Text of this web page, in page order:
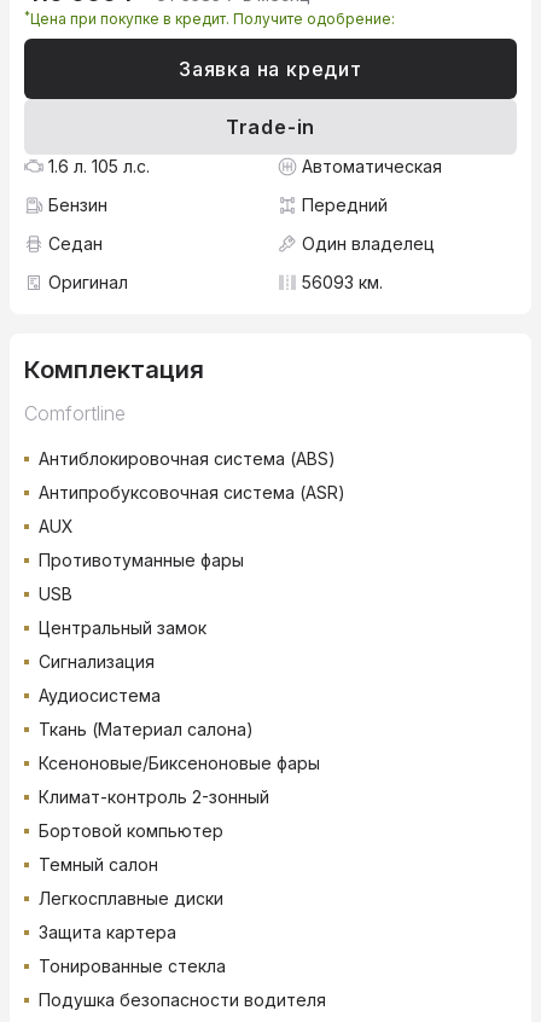
*Цена при покупке в кредит. Получите одобрение:
Заявка на кредит
Trade-in
1.6 л. 105 л.с.
Автоматическая
Бензин
Передний
Седан
Один владелец
Оригинал
56093 км.
Комплектация
Comfortline
Антиблокировочная система (ABS)
Антипробуксовочная система (ASR)
AUX
Противотуманные фары
USB
Центральный замок
Сигнализация
Аудиосистема
Ткань (Материал салона)
Ксеноновые/Биксеноновые фары
Климат-контроль 2-зонный
Бортовой компьютер
Темный салон
Легкосплавные диски
Защита картера
Тонированные стекла
Подушка безопасности водителя